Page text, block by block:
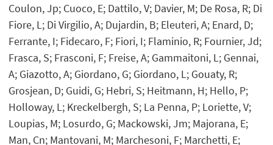
Coulon, Jp; Cuoco, E; Dattilo, V; Davier, M; De Rosa, R; Di
Fiore, L; Di Virgilio, A; Dujardin, B; Eleuteri, A; Enard, D;
Ferrante, I; Fidecaro, F; Fiori, I; Flaminio, R; Fournier, Jd;
Frasca, S; Frasconi, F; Freise, A; Gammaitoni, L; Gennai,
A; Giazotto, A; Giordano, G; Giordano, L; Gouaty, R;
Grosjean, D; Guidi, G; Hebri, S; Heitmann, H; Hello, P;
Holloway, L; Kreckelbergh, S; La Penna, P; Loriette, V;
Loupias, M; Losurdo, G; Mackowski, Jm; Majorana, E;
Man, Cn; Mantovani, M; Marchesoni, F; Marchetti, E;